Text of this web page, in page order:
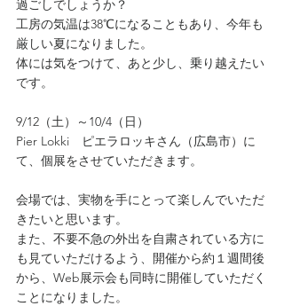
過ごしでしょうか？
工房の気温は38℃になることもあり、今年も
厳しい夏になりました。
体には気をつけて、あと少し、乗り越えたい
です。
9/12（土）～10/4（日）
Pier Lokki　ピエラロッキさん（広島市）に
て、個展をさせていただきます。
会場では、実物を手にとって楽しんでいただ
きたいと思います。
また、不要不急の外出を自粛されている方に
も見ていただけるよう、開催から約１週間後
から、Web展示会も同時に開催していただく
ことになりました。